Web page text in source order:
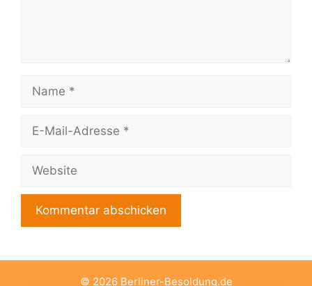
Mail-
© 2026 Berliner-Besoldung.de